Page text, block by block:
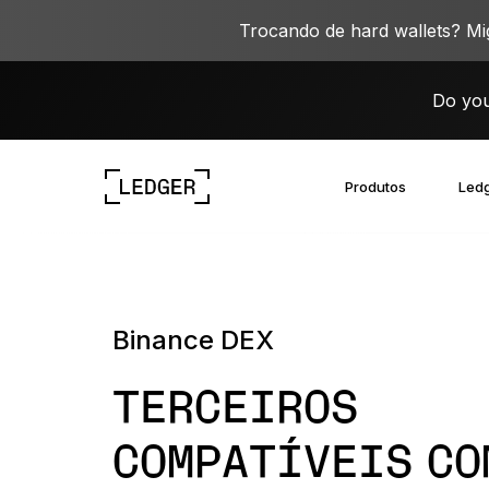
Trocando de hard wallets?
Do
Produtos
Explore nossos dispositivos
Binance DEX
TERCEIROS
COMPATÍVEIS